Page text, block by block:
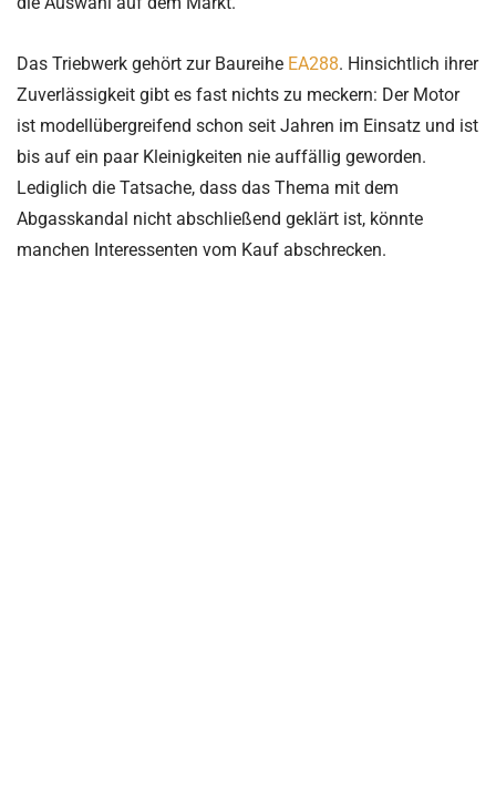
Das Triebwerk gehört zur Baureihe EA288. Hinsichtlich ihrer
Zuverlässigkeit gibt es fast nichts zu meckern: Der Motor
ist modellübergreifend schon seit Jahren im Einsatz und ist
bis auf ein paar Kleinigkeiten nie auffällig geworden.
Lediglich die Tatsache, dass das Thema mit dem
Abgasskandal nicht abschließend geklärt ist, könnte
manchen Interessenten vom Kauf abschrecken.